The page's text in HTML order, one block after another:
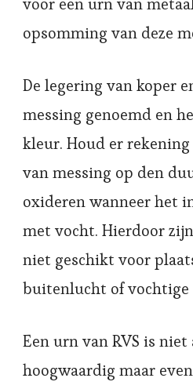
voor een urn van
opsomming van deze
De legering van koper
messing genoemd en
kleur. Houd er
van messing op den
oxideren wanneer het
met vocht. Hierdoor
niet geschikt voor
buitenlucht of vochtige
Een urn van RVS is niet
hoogwaardig maar